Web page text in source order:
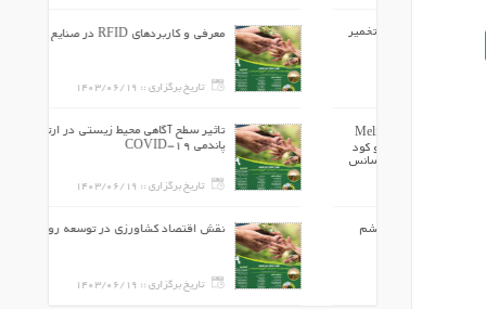
تخمیر
تمپه
معرفی و کاربردهای RFID در صنایع غذایی
تاریخ برگزاری ::1403/06/19
تاثیر سطح آگاهی محیط زیستی در ارتباط با
پاندمی 19-COVID
تاریخ برگزاری ::1403/06/19
نقش اقتصاد کشاورزی در توسعه روستایی
تاریخ برگزاری ::1403/06/19